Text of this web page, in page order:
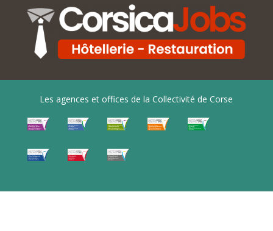
Les agences et offices de la Collectivité de Corse